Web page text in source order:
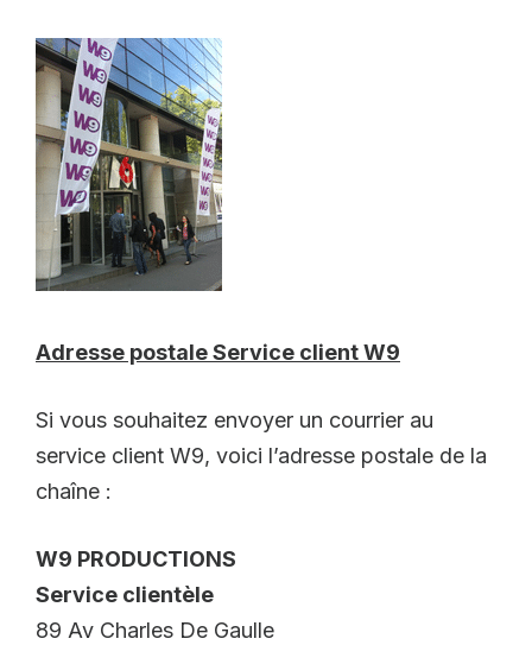
Adresse postale Service client W9
Si vous souhaitez envoyer un courrier au
service client W9, voici l’adresse postale de la
chaîne :
W9 PRODUCTIONS
Service clientèle
89 Av Charles De Gaulle